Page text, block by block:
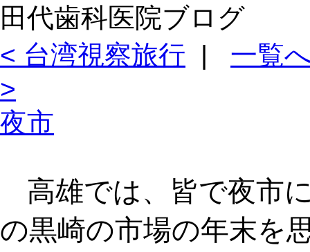
イ
ブ田代歯科医院ブログ
< 台湾視察旅行 | 一覧
>
夜市
高雄では、皆で夜市
の黒崎の市場の年末を